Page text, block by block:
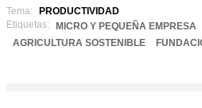
Tema:
PRODUCTIVIDAD
Etiquetas:
MICRO Y PEQUEÑA EMPRESA
AGRICULTURA SOSTENIBLE